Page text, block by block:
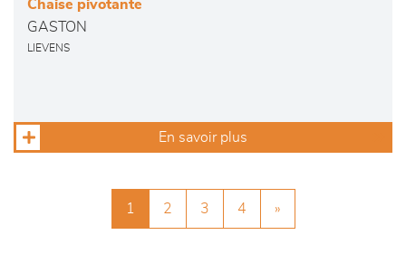
Chaise pivotante
GASTON
LIEVENS
En savoir plus
1 2 3 4 »